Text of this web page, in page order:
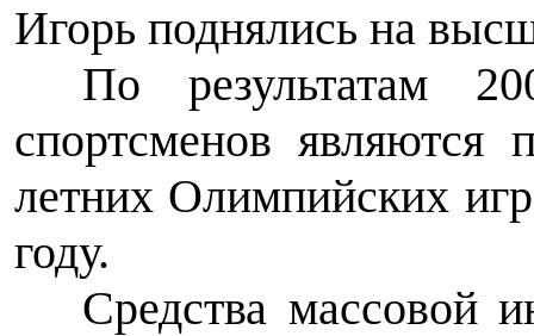
Игорь поднялись на
По результатам
спортсменов являются
летних Олимпийских
году.
Средства массовой